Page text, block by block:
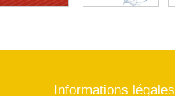
Informations légales